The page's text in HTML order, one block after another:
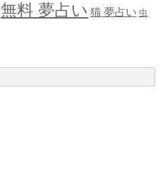
無料 夢占い 猫 夢占い 虫